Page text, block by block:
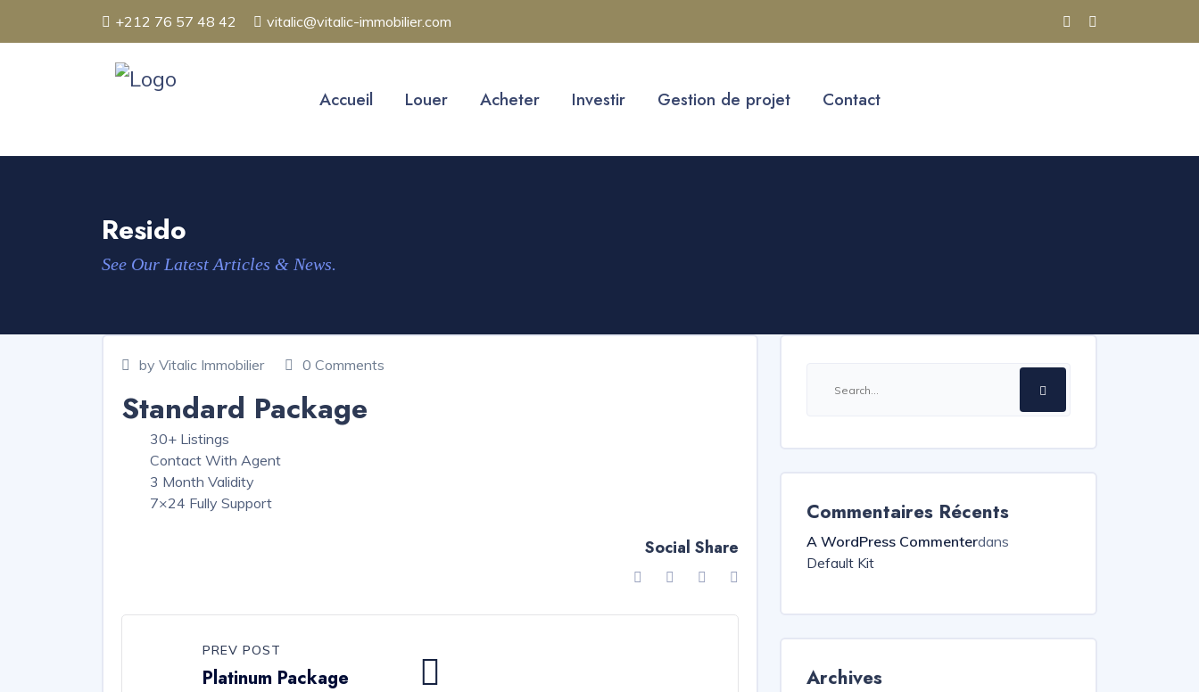
+212 76 57 48 42 vitalic@vitalic-immobilier.com
Accueil Louer Acheter Investir Gestion de projet Contact
Resido
See Our Latest Articles & News.
by Vitalic Immobilier 0 Comments
Standard Package
30+ Listings
Contact With Agent
3 Month Validity
7×24 Fully Support
Social Share
PREV POST
Platinum Package
Commentaires Récents
A WordPress Commenterdans
Default Kit
Archives